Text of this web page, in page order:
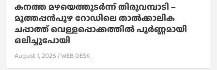
കനത്ത മഴയെത്തുടർന്ന് തിരുവമ്പാടി –
മുത്തപ്പൻപുഴ റോഡിലെ താൽക്കാലിക
ചപ്പാത്ത് വെള്ളപ്പൊക്കത്തിൽ പൂർണ്ണമായി
ഒലിച്ചുപോയി
August 1, 2026 WEB DESK